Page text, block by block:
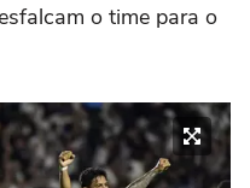
o time para o